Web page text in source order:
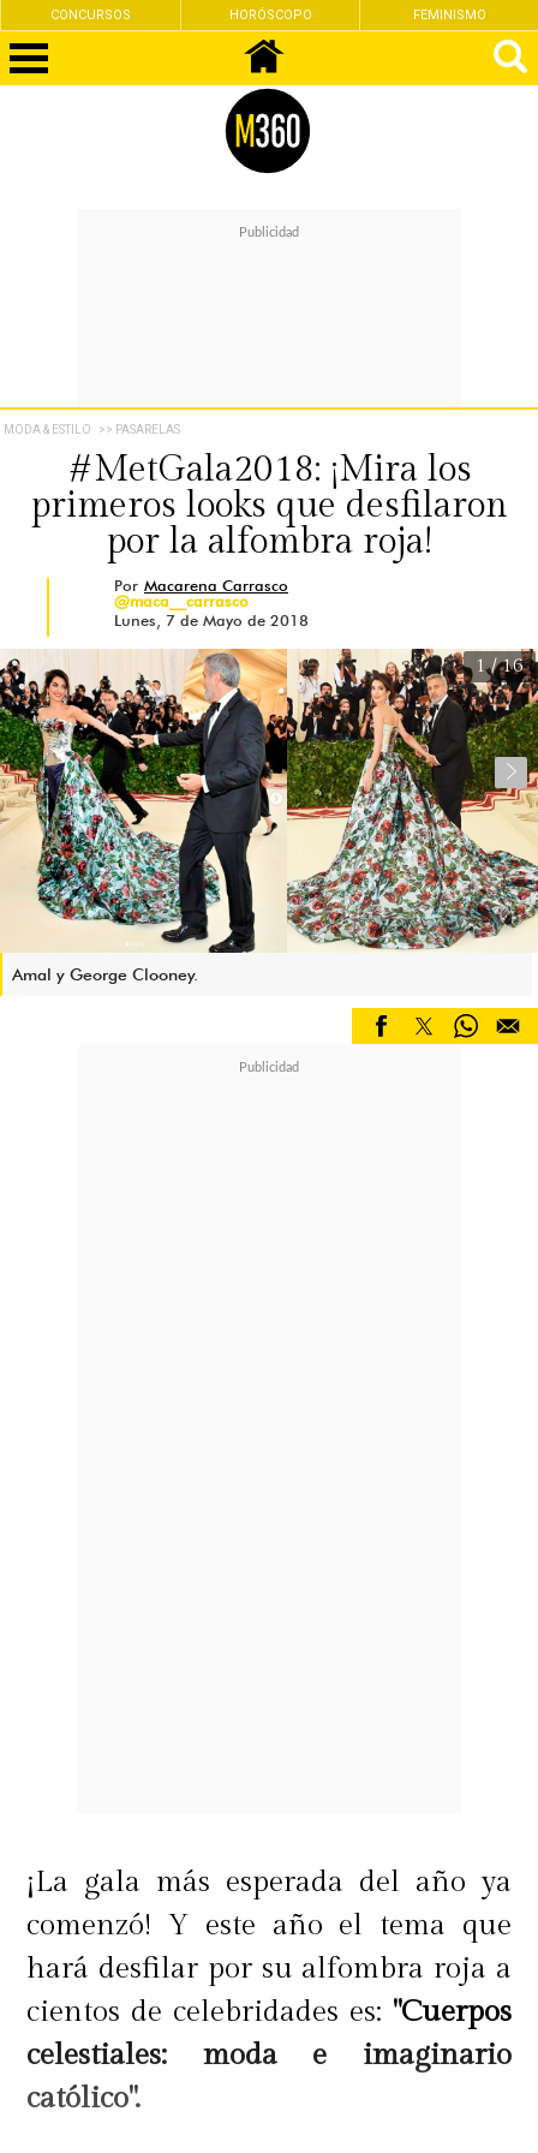
CONCURSOS HORÓSCOPO FEMINISMO
MODA & ESTILO >> PASARELAS
#MetGala2018: ¡Mira los
primeros looks que desfilaron
por la alfombra roja!
Por Macarena Carrasco
@maca__carrasco
Lunes, 7 de Mayo de 2018
1/ 16
Amal y George Clooney.
¡La gala más esperada del año ya
comenzó! Y este año el tema que
hará desfilar por su alfombra roja a
cientos de celebridades es: "Cuerpos
celestiales: moda e imaginario
católico".